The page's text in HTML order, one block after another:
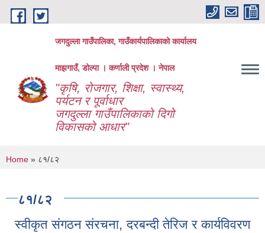
Skip to main content
जगदुल्ला गाउँपालिका, गाउँकार्यपालिकाको कार्यालय
माझगाउँ, डोल्पा । कर्णाली प्रदेश । नेपाल
"कृषि, रोजगार, शिक्षा, स्वास्थ्य,
पर्यटन र पूर्वाधार
जगदुल्ला गाउँपालिकाको दिगो
विकासको आधार"
You are here
Home » ८१/८२
८१/८२
स्वीकृत संगठन संरचना, दरबन्दी तेरिज र कार्यविवरण